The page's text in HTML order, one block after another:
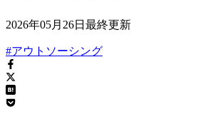
2026年05月26日 最終更新
#アウトソーシング